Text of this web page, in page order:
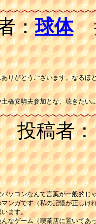
：球体
りがとうございます。なるほ
橋安騎夫参加とな、聴きたい
稿者：
ソコンなんて言葉が一般的じ
ンガです（私の記憶が正しけ
ます。
なゲーム（喫茶店に置いてあ